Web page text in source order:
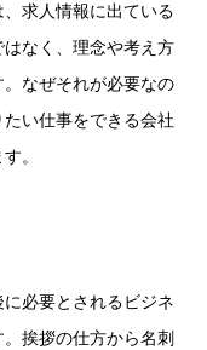
求人情報に出ている
なく、理念や考え方
なぜそれが必要なの
い仕事をできる会社
。
必要とされるビジネ
挨拶の仕方から名刺